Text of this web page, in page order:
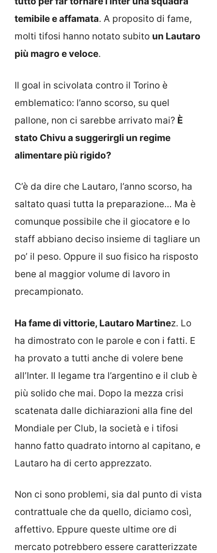
temibile e affamata. A proposito di fame,
molti tifosi hanno notato subito un Lautaro
più magro e veloce.
Il goal in scivolata contro il Torino è
emblematico: l’anno scorso, su quel
pallone, non ci sarebbe arrivato mai? È
stato Chivu a suggerirgli un regime
alimentare più rigido?
C’è da dire che Lautaro, l’anno scorso, ha
saltato quasi tutta la preparazione… Ma è
comunque possibile che il giocatore e lo
staff abbiano deciso insieme di tagliare un
po’ il peso. Oppure il suo fisico ha risposto
bene al maggior volume di lavoro in
precampionato.
Ha fame di vittorie, Lautaro Martinez. Lo
ha dimostrato con le parole e con i fatti. E
ha provato a tutti anche di volere bene
all’Inter. Il legame tra l’argentino e il club è
più solido che mai. Dopo la mezza crisi
scatenata dalle dichiarazioni alla fine del
Mondiale per Club, la società e i tifosi
hanno fatto quadrato intorno al capitano, e
Lautaro ha di certo apprezzato.
Non ci sono problemi, sia dal punto di vista
contrattuale che da quello, diciamo così,
affettivo. Eppure queste ultime ore di
mercato potrebbero essere caratterizzate